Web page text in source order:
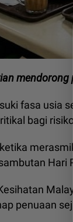
mendorong
fasa usia
bagi
Hari
penuaan